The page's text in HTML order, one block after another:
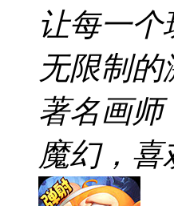
让每一
无限制
著名画师
魔幻，